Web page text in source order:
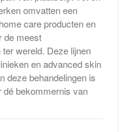
omvatten een
care producten en
de meest
wereld. Deze lijnen
en advanced skin
deze behandelingen is
dé bekommernis van